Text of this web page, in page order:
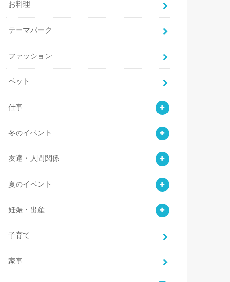
お料理
テーマパーク
ファッション
ペット
仕事
冬のイベント
友達・人間関係
夏のイベント
妊娠・出産
子育て
家事